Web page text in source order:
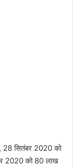
सितंबर 2020 को
2020 को 80 लाख